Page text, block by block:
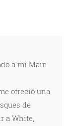
a mi Main
ofreció una
de
a White,